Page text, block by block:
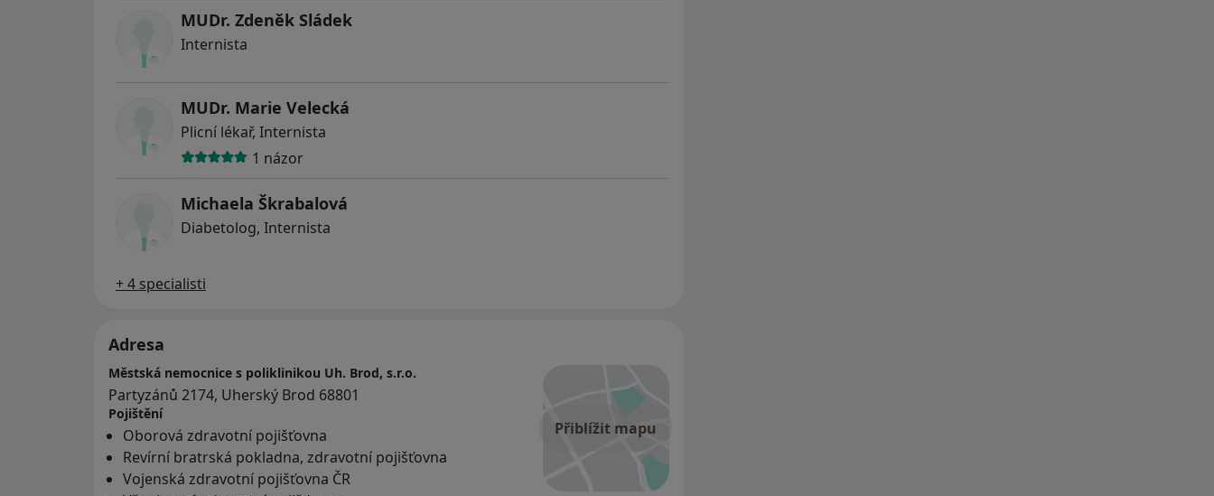
MUDr. Zdeněk Sládek
Internista
MUDr. Marie Velecká
Plicní lékař, Internista
1 názor
Michaela Škrabalová
Diabetolog, Internista
+ 4 specialisti
Adresa
Přiblížit mapu
Městská nemocnice s poliklinikou Uh. Brod, s.r.o.
Partyzánů 2174, Uherský Brod 68801
Pojištění
Oborová zdravotní pojišťovna
Revírní bratrská pokladna, zdravotní pojišťovna
Vojenská zdravotní pojišťovna ČR